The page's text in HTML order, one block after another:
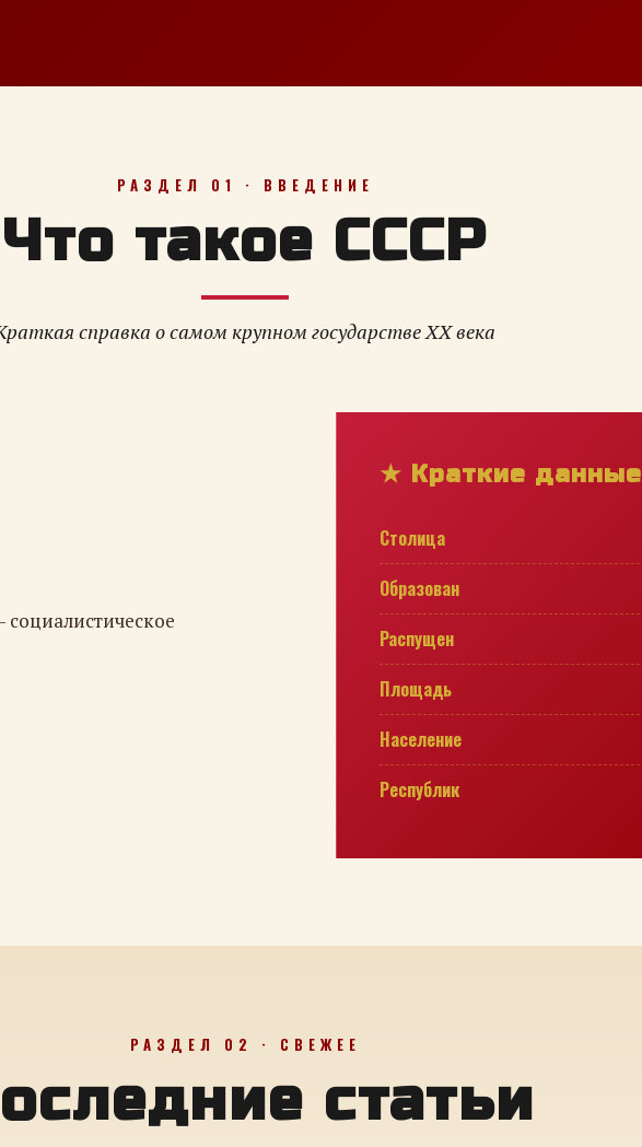
РАЗДЕЛ 01 · ВВЕДЕНИЕ
Что такое СССР
справка о самом крупном государстве XX века
★ Краткие данные
Столица
Образован
Распущен
Площадь
Население
Республик
РАЗДЕЛ 02 · СВЕЖЕЕ
статьи